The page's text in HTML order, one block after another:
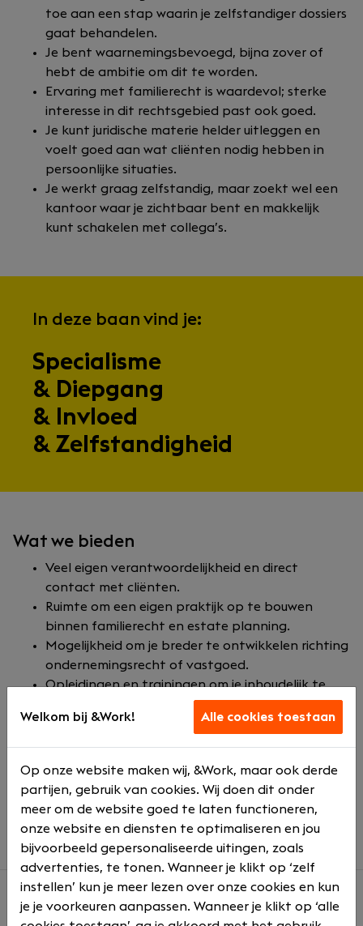
toe aan een stap waarin je zelfstandiger dossiers
gaat behandelen.
Je bent waarnemingsbevoegd, bijna zover of
hebt de ambitie om dit te worden.
Ervaring met familierecht is waardevol; sterke
interesse in dit rechtsgebied past ook goed.
Je kunt juridische materie helder uitleggen en
voelt goed aan wat cliënten nodig hebben in
persoonlijke situaties.
Je werkt graag zelfstandig, maar zoekt wel een
kantoor waar je zichtbaar bent en makkelijk
kunt schakelen met collega’s.
In deze baan vind je:
Specialisme
& Diepgang
& Invloed
& Zelfstandigheid
Wat we bieden
Veel eigen verantwoordelijkheid en direct
contact met cliënten.
Ruimte om een eigen praktijk op te bouwen
binnen familierecht en estate planning.
Mogelijkheid om je breder te ontwikkelen richting
ondernemingsrecht of vastgoed.
Opleidingen en trainingen om je inhoudelijk te
Flexibele werktijden, een pensioenregeling,
Over ons
Welkom bij &Work! Alle cookies toestaan
Op onze website maken wij, &Work, maar ook derde
partijen, gebruik van cookies. Wij doen dit onder
meer om de website goed te laten functioneren,
onze website en diensten te optimaliseren en jou
bijvoorbeeld gepersonaliseerde uitingen, zoals
advertenties, te tonen. Wanneer je klikt op ‘zelf
instellen’ kun je meer lezen over onze cookies en kun
je je voorkeuren aanpassen. Wanneer je klikt op ‘alle